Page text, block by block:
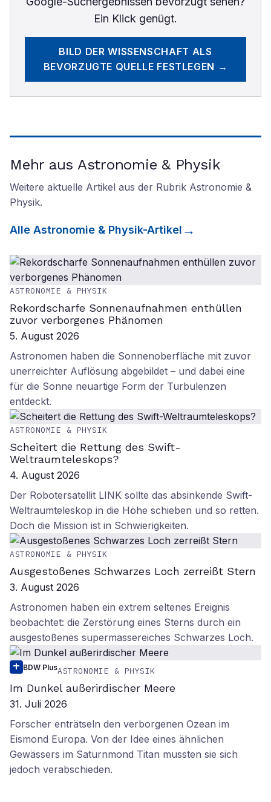
Ein Klick genügt.
BILD DER WISSENSCHAFT ALS
BEVORZUGTE QUELLE FESTLEGEN →
Mehr aus Astronomie & Physik
Weitere aktuelle Artikel aus der Rubrik Astronomie &
Physik.
Alle Astronomie & Physik-Artikel
ASTRONOMIE & PHYSIK
Rekordscharfe Sonnenaufnahmen enthüllen
zuvor verborgenes Phänomen
5. August 2026
Astronomen haben die Sonnenoberfläche mit zuvor
unerreichter Auflösung abgebildet – und dabei eine
für die Sonne neuartige Form der Turbulenzen
entdeckt.
ASTRONOMIE & PHYSIK
Scheitert die Rettung des Swift-
Weltraumteleskops?
4. August 2026
Der Robotersatellit LINK sollte das absinkende Swift-
Weltraumteleskop in die Höhe schieben und so retten.
Doch die Mission ist in Schwierigkeiten.
ASTRONOMIE & PHYSIK
Ausgestoßenes Schwarzes Loch zerreißt Stern
3. August 2026
Astronomen haben ein extrem seltenes Ereignis
beobachtet: die Zerstörung eines Sterns durch ein
ausgestoßenes supermassereiches Schwarzes Loch.
BDW PlusASTRONOMIE & PHYSIK
Im Dunkel außerirdischer Meere
31. Juli 2026
Forscher enträtseln den verborgenen Ozean im
Eismond Europa. Von der Idee eines ähnlichen
Gewässers im Saturnmond Titan mussten sie sich
jedoch verabschieden.